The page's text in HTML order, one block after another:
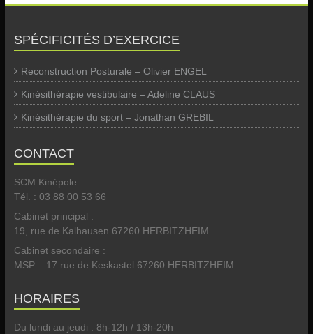
SPÉCIFICITÉS D’EXERCICE
Reconstruction Posturale – Olivier ENGEL
Kinésithérapie vestibulaire – Adeline CLAUS
Kinésithérapie du sport – Jonathan GREBIL
CONTACT
SCM Kinépole
Tél. : 03 88 00 53 66
Cabinet principal :
19, rue de Kalhausen 67260 HERBITZHEIM
Cabinet secondaire :
MSP – 17 rue de Keskastel 67260 HERBITZHEIM
HORAIRES
Du lundi au jeudi : 8h-12h / 13h-20h